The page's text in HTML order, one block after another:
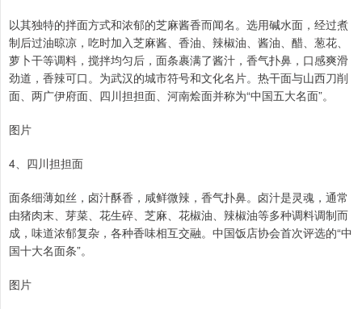
以其独特的拌面方式和浓郁的芝麻酱香而闻名。选用碱水面，经过煮
制后过油晾凉，吃时加入芝麻酱、香油、辣椒油、酱油、醋、葱花、
萝卜干等调料，搅拌均匀后，面条裹满了酱汁，香气扑鼻，口感爽滑
劲道，香辣可口。为武汉的城市符号和文化名片。热干面与山西刀削
面、两广伊府面、四川担担面、河南烩面并称为“中国五大名面”。
图片
4、四川担担面
面条细薄如丝，卤汁酥香，咸鲜微辣，香气扑鼻。卤汁是灵魂，通常
由猪肉末、芽菜、花生碎、芝麻、花椒油、辣椒油等多种调料调制而
成，味道浓郁复杂，各种香味相互交融。中国饭店协会首次评选的“中
国十大名面条”。
图片